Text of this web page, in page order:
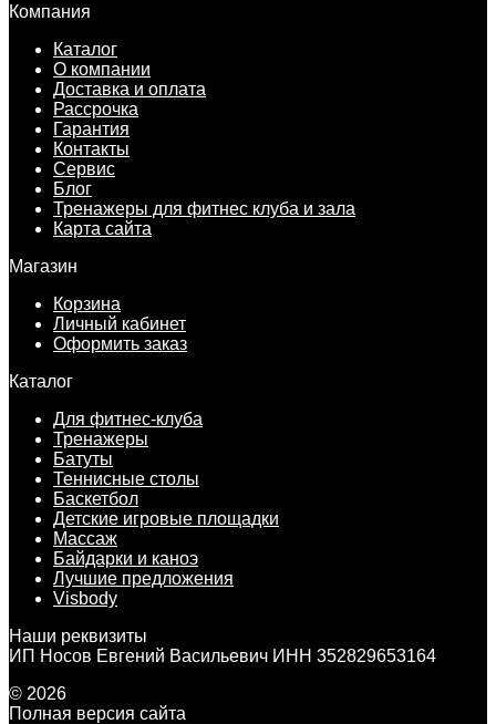
Компания
Каталог
О компании
Доставка и оплата
Рассрочка
Гарантия
Контакты
Сервис
Блог
Тренажеры для фитнес клуба и зала
Карта сайта
Магазин
Корзина
Личный кабинет
Оформить заказ
Каталог
Для фитнес-клуба
Тренажеры
Батуты
Теннисные столы
Баскетбол
Детские игровые площадки
Массаж
Байдарки и каноэ
Лучшие предложения
Visbody
Наши реквизиты
ИП Носов Евгений Васильевич ИНН 352829653164
© 2026
Полная версия сайта